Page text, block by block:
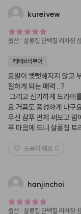
kureivew
옵션 : 살롱집 단백질 리차징
헤메코리뷰어
모발이 뻣뻣해지지 않고
질하게 되는 매력 ..?
요 거품도 풍성하게 나구
우선 샴푸 먼저 써보고 맘
푸 마음에 드니 살롱집 트
도움이 돼요 0
hanjinchoi
옵션 : 살롱집 단백질 리차징